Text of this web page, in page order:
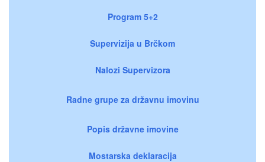
Program 5+2
Supervizija u Brčkom
Nalozi Supervizora
Radne grupe za državnu imovinu
Popis državne imovine
Mostarska deklaracija